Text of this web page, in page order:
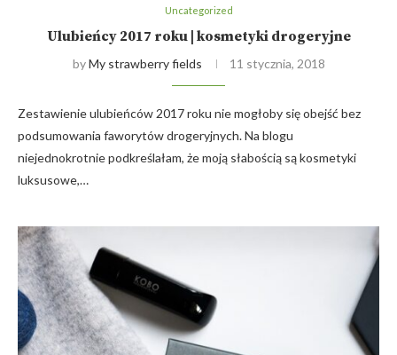
Uncategorized
Ulubieńcy 2017 roku | kosmetyki drogeryjne
byMy strawberry fields 11 stycznia, 2018
Zestawienie ulubieńców 2017 roku nie mogłoby się obejść bez
podsumowania faworytów drogeryjnych. Na blogu
niejednokrotnie podkreślałam, że moją słabością są kosmetyki
luksusowe,…